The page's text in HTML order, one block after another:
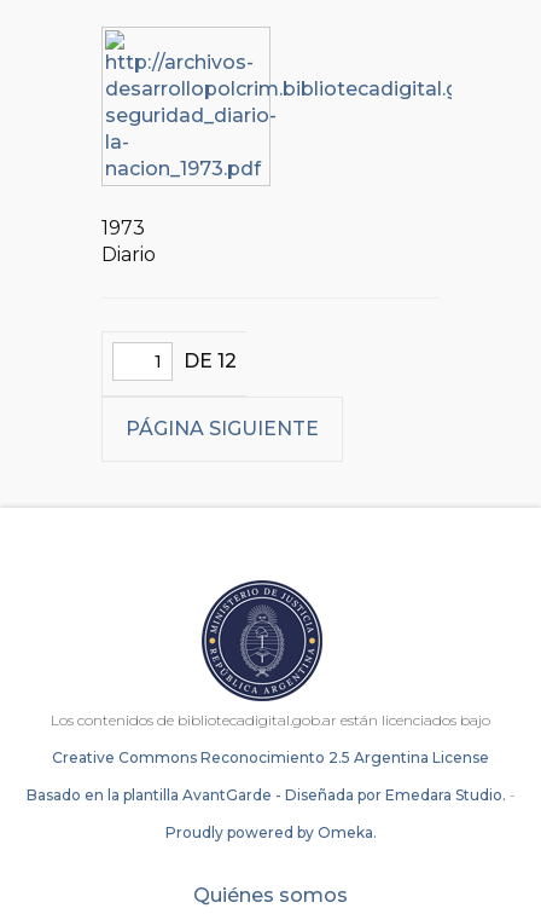
1973
Diario
DE 12
PÁGINA SIGUIENTE
Los contenidos de bibliotecadigital.gob.ar están licenciados bajo
Creative Commons Reconocimiento 2.5 Argentina License
Basado en la plantilla AvantGarde - Diseñada por Emedara Studio. -
Proudly powered by Omeka.
Quiénes somos